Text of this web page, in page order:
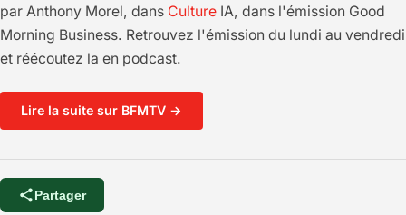
par Anthony Morel, dans Culture IA, dans l'émission Good
Morning Business. Retrouvez l'émission du lundi au vendredi
et réécoutez la en podcast.
Lire la suite sur BFMTV →
Partager